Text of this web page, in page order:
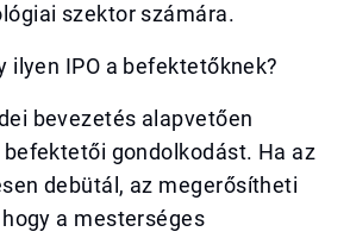
szektor számára.
ilyen IPO a befektetőknek?
bevezetés alapvetően
gondolkodást. Ha az
debütál, az megerősítheti
a mesterséges